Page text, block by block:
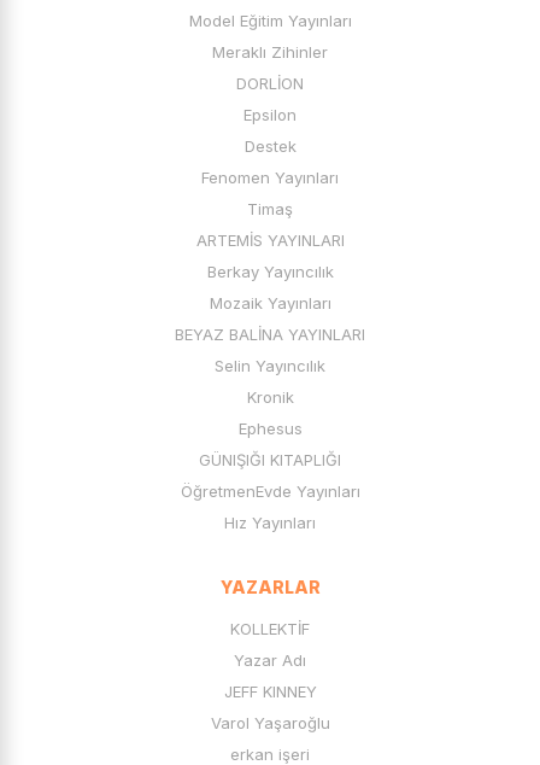
Model Eğitim Yayınları
Meraklı Zihinler
DORLİON
Epsilon
Destek
Fenomen Yayınları
Timaş
ARTEMİS YAYINLARI
Berkay Yayıncılık
Mozaik Yayınları
BEYAZ BALİNA YAYINLARI
Selin Yayıncılık
Kronik
Ephesus
GÜNIŞIĞI KITAPLIĞI
ÖğretmenEvde Yayınları
Hız Yayınları
YAZARLAR
KOLLEKTİF
Yazar Adı
JEFF KINNEY
Varol Yaşaroğlu
erkan işeri